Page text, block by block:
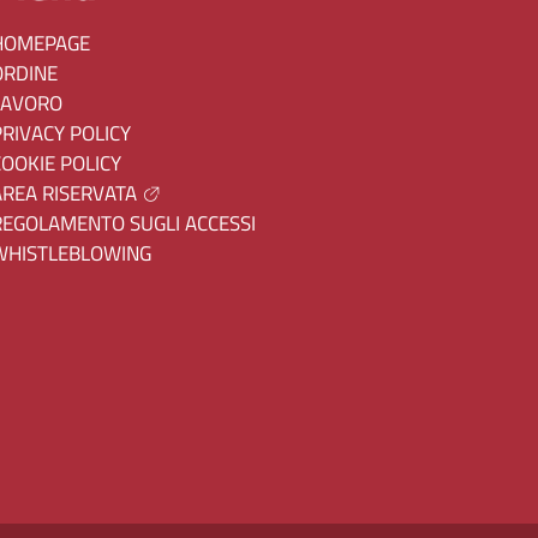
POLICY
POLICY
RISERVATA
SUGLI ACCESSI